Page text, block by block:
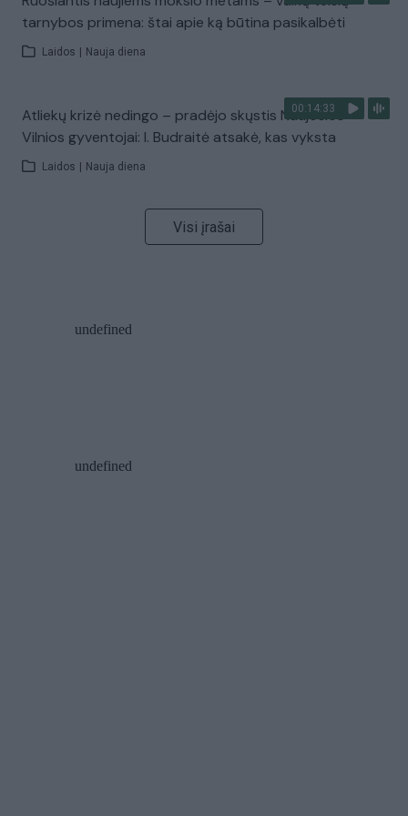
tarnybos primena: štai apie ką būtina pasikalbėti
Laidos Nauja diena
00:14:33
Atliekų krizė nedingo – pradėjo skųstis Naujosios
Vilnios gyventojai: I. Budraitė atsakė, kas vyksta
Laidos Nauja diena
Visi įrašai